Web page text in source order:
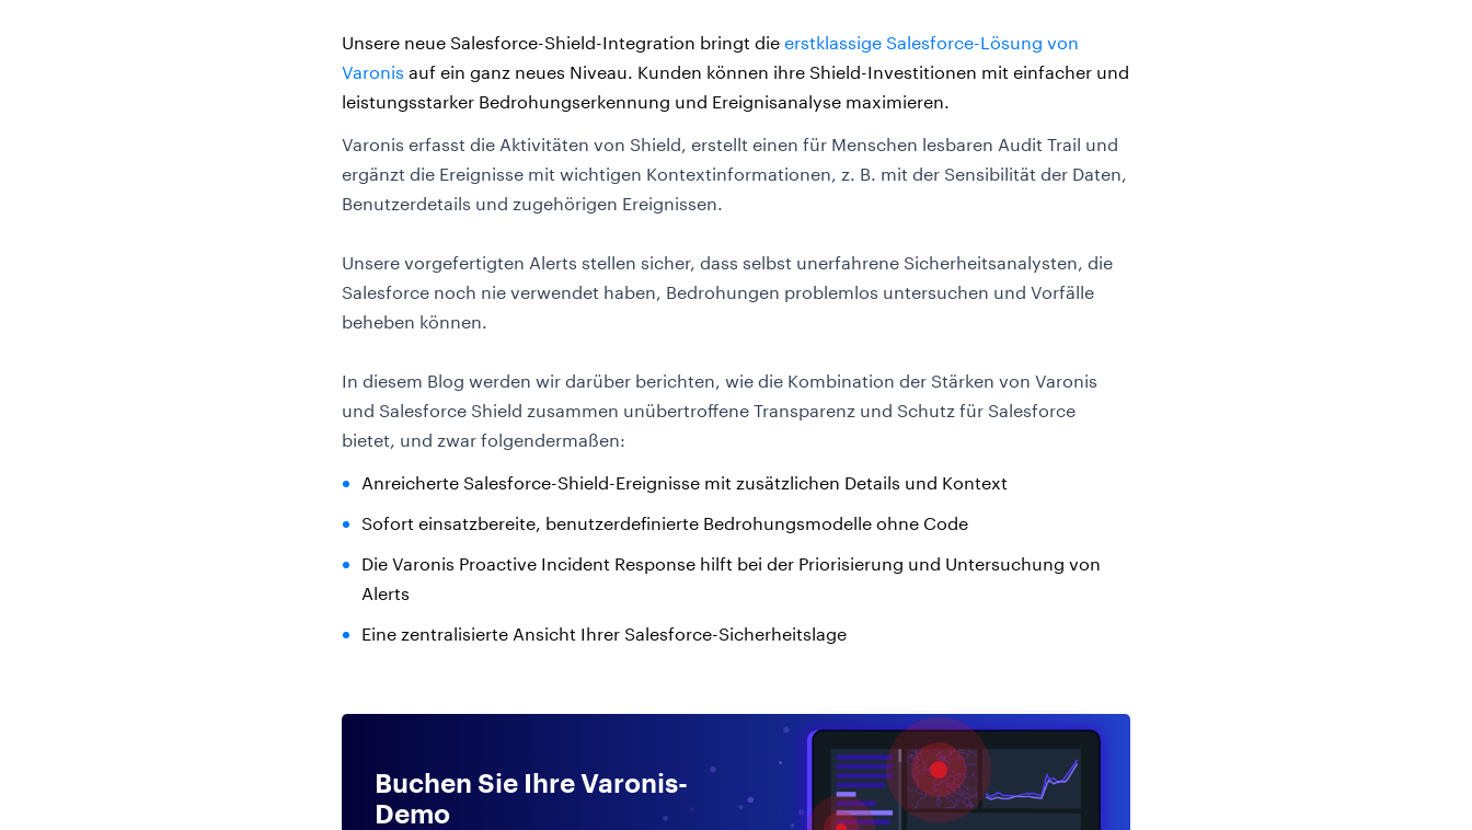
Unsere neue Salesforce-Shield-Integration bringt die erstklassige Salesforce-Lösung von
Varonis auf ein ganz neues Niveau. Kunden können ihre Shield-Investitionen mit einfacher und
leistungsstarker Bedrohungserkennung und Ereignisanalyse maximieren.
Varonis erfasst die Aktivitäten von Shield, erstellt einen für Menschen lesbaren Audit Trail und
ergänzt die Ereignisse mit wichtigen Kontextinformationen, z. B. mit der Sensibilität der Daten,
Benutzerdetails und zugehörigen Ereignissen.
Unsere vorgefertigten Alerts stellen sicher, dass selbst unerfahrene Sicherheitsanalysten, die
Salesforce noch nie verwendet haben, Bedrohungen problemlos untersuchen und Vorfälle
beheben können.
In diesem Blog werden wir darüber berichten, wie die Kombination der Stärken von Varonis
und Salesforce Shield zusammen unübertroffene Transparenz und Schutz für Salesforce
bietet, und zwar folgendermaßen:
Anreicherte Salesforce-Shield-Ereignisse mit zusätzlichen Details und Kontext
Sofort einsatzbereite, benutzerdefinierte Bedrohungsmodelle ohne Code
Die Varonis Proactive Incident Response hilft bei der Priorisierung und Untersuchung von
Alerts
Eine zentralisierte Ansicht Ihrer Salesforce-Sicherheitslage
Buchen Sie Ihre Varonis-
Demo